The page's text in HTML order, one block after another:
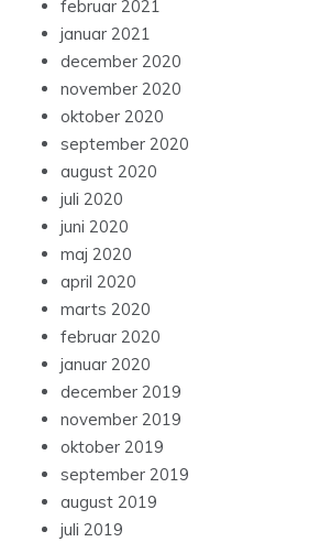
februar 2021
januar 2021
december 2020
november 2020
oktober 2020
september 2020
august 2020
juli 2020
juni 2020
maj 2020
april 2020
marts 2020
februar 2020
januar 2020
december 2019
november 2019
oktober 2019
september 2019
august 2019
juli 2019